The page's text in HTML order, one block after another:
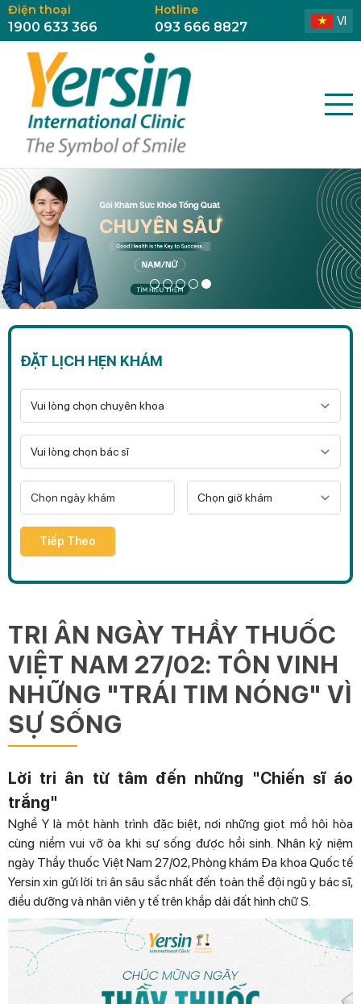
Điện thoại
1900 633 366
Hotline
093 666 8827 VI
ĐẶT LỊCH HẸN KHÁM
Tiếp Theo
TRI ÂN NGÀY THẦY THUỐC
VIỆT NAM 27/02: TÔN VINH
NHỮNG "TRÁI TIM NÓNG" VÌ
SỰ SỐNG
Lời tri ân từ tâm đến những "Chiến sĩ áo
trắng"
Nghề Y là một hành trình đặc biệt, nơi những giọt mồ hôi hòa
cùng niềm vui vỡ òa khi sự sống được hồi sinh. Nhân kỷ niệm
ngày Thầy thuốc Việt Nam 27/02, Phòng khám Đa khoa Quốc tế
Yersin xin gửi lời tri ân sâu sắc nhất đến toàn thể đội ngũ y bác sĩ,
điều dưỡng và nhân viên y tế trên khắp dải đất hình chữ S.